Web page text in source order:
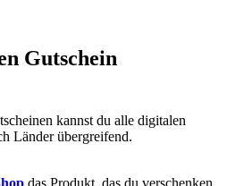
Gutschein
kannst du alle digitalen
Länder übergreifend.
das Produkt, das du verschenken